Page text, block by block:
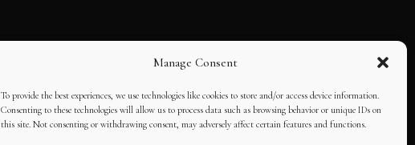
Manage Consent
To provide the best experiences, we use technologies like cookies to store and/or access device information.
Consenting to these technologies will allow us to process data such as browsing behavior or unique IDs on
this site. Not consenting or withdrawing consent, may adversely affect certain features and functions.